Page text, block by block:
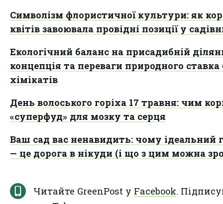
Символізм флористичної культури: як
квітів завоювала провідні позиції у
Екологічний баланс на присадибній
концепція та переваги природного ставка
хімікатів
День волоського горіха 17 травня: чим
«суперфуд» для мозку та серця
Ваш сад вас ненавидить: чому ідеальний
— це дорога в нікуди (і що з цим можна
Читайте GreenPost у Facebook.